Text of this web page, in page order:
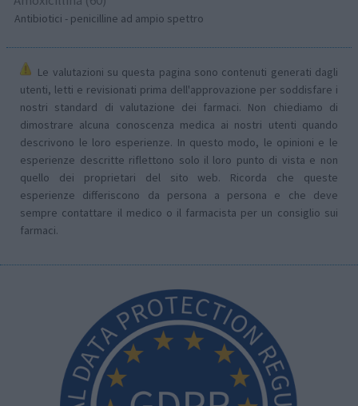
Antibiotici - penicilline ad ampio spettro
Le valutazioni su questa pagina sono contenuti generati dagli
utenti, letti e revisionati prima dell'approvazione per soddisfare i
nostri standard di valutazione dei farmaci. Non chiediamo di
dimostrare alcuna conoscenza medica ai nostri utenti quando
descrivono le loro esperienze. In questo modo, le opinioni e le
esperienze descritte riflettono solo il loro punto di vista e non
quello dei proprietari del sito web. Ricorda che queste
esperienze differiscono da persona a persona e che deve
sempre contattare il medico o il farmacista per un consiglio sui
farmaci.